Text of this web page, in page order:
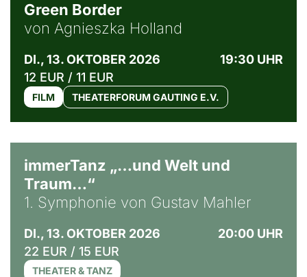
Green Border
von Agnieszka Holland
DI., 13. OKTOBER 2026
19:30 UHR
12 EUR / 11 EUR
FILM THEATERFORUM GAUTING E.V.
immerTanz „…und Welt und
Traum…“
1. Symphonie von Gustav Mahler
DI., 13. OKTOBER 2026
20:00 UHR
22 EUR / 15 EUR
THEATER & TANZ